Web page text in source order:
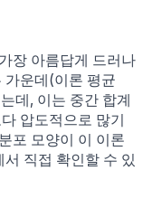
장 아름답게 드러나
가운데(이론 평균
데, 이는 중간 합계
압도적으로 많기
포 모양이 이 이론
직접 확인할 수 있